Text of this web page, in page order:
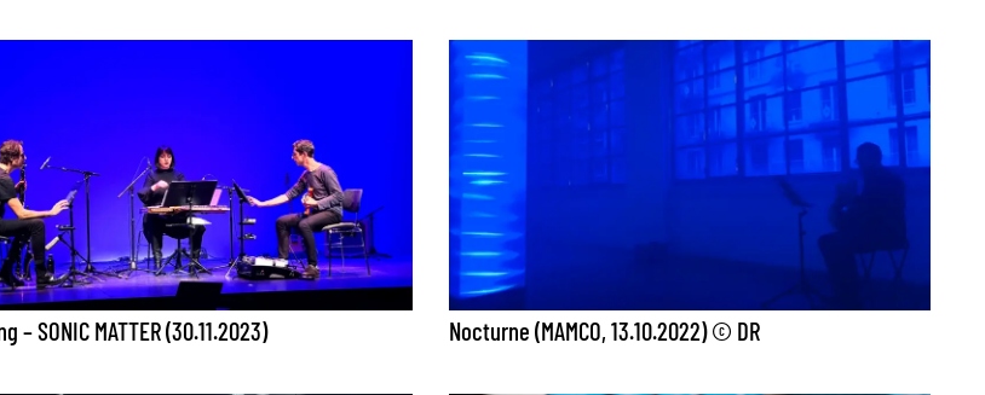
– SONIC MATTER (30.11.2023) Nocturne (MAMCO, 13.10.2022) © DR